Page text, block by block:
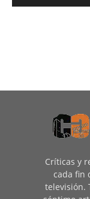
Críticas y
cada fin
televisión.